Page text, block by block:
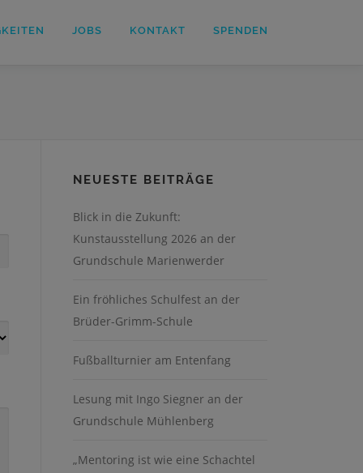
JOBS KONTAKT SPENDEN
NEUESTE BEITRÄGE
Blick in die Zukunft:
Kunstausstellung 2026 an der
Grundschule Marienwerder
Ein fröhliches Schulfest an der
Brüder-Grimm-Schule
Fußballturnier am Entenfang
Lesung mit Ingo Siegner an der
Grundschule Mühlenberg
„Mentoring ist wie eine Schachtel